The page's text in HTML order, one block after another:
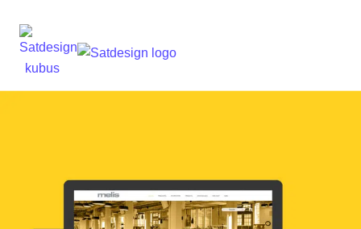
Hoi! Ik ben de virtuele assistent van
Satdesign. Waarmee kan ik je helpen?